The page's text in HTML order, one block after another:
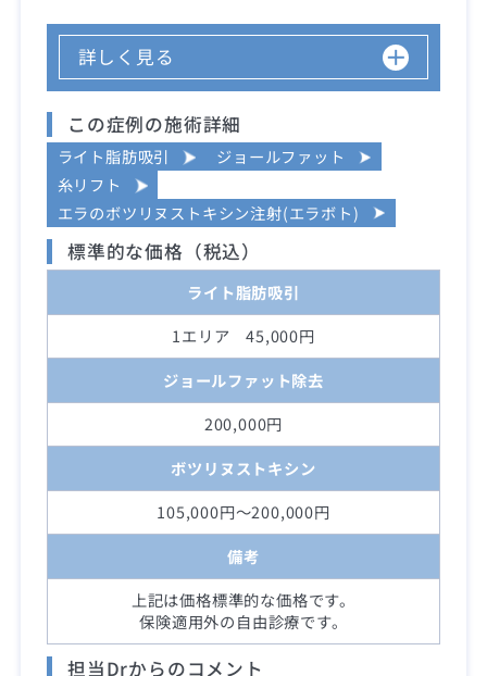
詳しく見る
この症例の施術詳細
ライト脂肪吸引
ジョールファット
糸リフト
エラのボツリヌストキシン注射(エラボト)
標準的な価格（税込）
ライト脂肪吸引
1エリア 45,000円
ジョールファット除去
200,000円
ボツリヌストキシン
105,000円～200,000円
備考
上記は価格標準的な価格です。
保険適用外の自由診療です。
担当Drからのコメント